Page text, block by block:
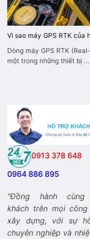
0913 378 648
0964 886 895
"Đồng hành
khách trên mọi
xây dựng, với sự
chuyên nghiệp và
Vì sao máy GPS RTK của
Dòng máy GPS RTK
một trong những thiết bị ...